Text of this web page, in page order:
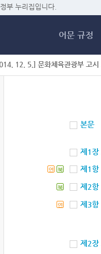
부 누리집입니다.
어문 규정
12. 5.] 문화체육관광부 고
본문
제1장
연 북 제1항
북 제2항
연 제3항
제2장